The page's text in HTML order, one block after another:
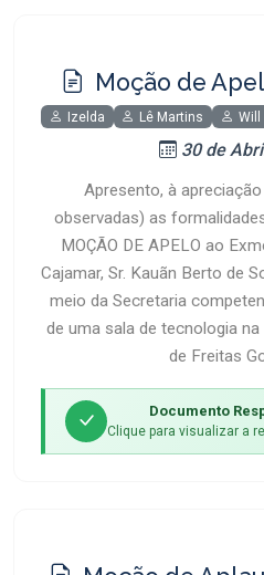
Moção de
Izelda Lê Martins Will
30 de
Apresento, à
observadas) as
MOÇÃO DE APELO ao
Cajamar, Sr. Kauãn Berto de
meio da Secretaria
de uma sala de tecnologia na
de Freitas
Documento
Clique para visualizar a